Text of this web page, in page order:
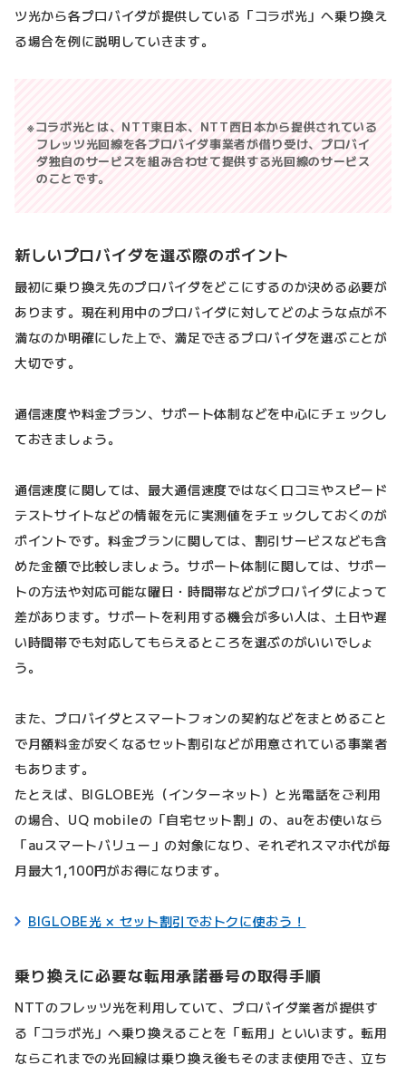
ツ光から各プロバイダが提供している「コラボ光」へ乗り換え
る場合を例に説明していきます。
コラボ光とは、NTT東日本、NTT西日本から提供されている
フレッツ光回線を各プロバイダ事業者が借り受け、プロバイ
ダ独自のサービスを組み合わせて提供する光回線のサービス
のことです。
新しいプロバイダを選ぶ際のポイント
最初に乗り換え先のプロバイダをどこにするのか決める必要が
あります。現在利用中のプロバイダに対してどのような点が不
満なのか明確にした上で、満足できるプロバイダを選ぶことが
大切です。
通信速度や料金プラン、サポート体制などを中心にチェックし
ておきましょう。
通信速度に関しては、最大通信速度ではなく口コミやスピード
テストサイトなどの情報を元に実測値をチェックしておくのが
ポイントです。料金プランに関しては、割引サービスなども含
めた金額で比較しましょう。サポート体制に関しては、サポー
トの方法や対応可能な曜日・時間帯などがプロバイダによって
差があります。サポートを利用する機会が多い人は、土日や遅
い時間帯でも対応してもらえるところを選ぶのがいいでしょ
う。
また、プロバイダとスマートフォンの契約などをまとめること
で月額料金が安くなるセット割引などが用意されている事業者
もあります。
たとえば、BIGLOBE光（インターネット）と光電話をご利用
の場合、UQ mobileの「自宅セット割」の、auをお使いなら
「auスマートバリュー」の対象になり、それぞれスマホ代が毎
月最大1,100円がお得になります。
BIGLOBE光 × セット割引でおトクに使おう！
乗り換えに必要な転用承諾番号の取得手順
NTTのフレッツ光を利用していて、プロバイダ業者が提供す
る「コラボ光」へ乗り換えることを「転用」といいます。転用
ならこれまでの光回線は乗り換え後もそのまま使用でき、立ち